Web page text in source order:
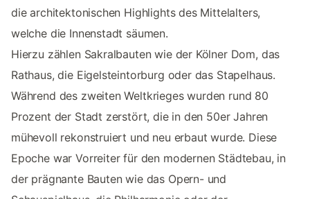
die architektonischen Highlights des Mittelalters,
welche die Innenstadt säumen.
Hierzu zählen Sakralbauten wie der Kölner Dom, das
Rathaus, die Eigelsteintorburg oder das Stapelhaus.
Während des zweiten Weltkrieges wurden rund 80
Prozent der Stadt zerstört, die in den 50er Jahren
mühevoll rekonstruiert und neu erbaut wurde. Diese
Epoche war Vorreiter für den modernen Städtebau, in
der prägnante Bauten wie das Opern- und